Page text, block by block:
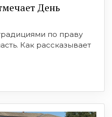
День
по праву
Как рассказывает